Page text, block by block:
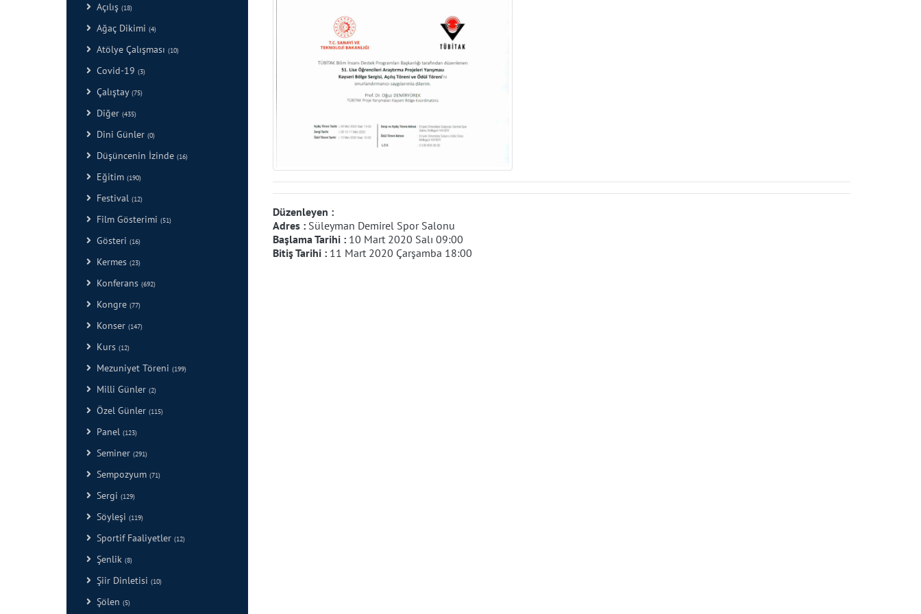
Açılış (18)
Ağaç Dikimi (4)
Atölye Çalışması (10)
Covid-19 (3)
Çalıştay (75)
Diğer (435)
Dini Günler (0)
Düşüncenin İzinde (16)
Eğitim (190)
Festival (12)
Film Gösterimi (51)
Gösteri (16)
Kermes (23)
Konferans (692)
Kongre (77)
Konser (147)
Kurs (12)
Mezuniyet Töreni (199)
Milli Günler (2)
Özel Günler (115)
Panel (123)
Seminer (291)
Sempozyum (71)
Sergi (129)
Söyleşi (119)
Sportif Faaliyetler (12)
Şenlik (8)
Şiir Dinletisi (10)
Şölen (5)
Düzenleyen :
Adres : Süleyman Demirel Spor Salonu
Başlama Tarihi : 10 Mart 2020 Salı 09:00
Bitiş Tarihi : 11 Mart 2020 Çarşamba 18:00